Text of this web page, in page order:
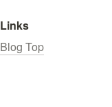
Links
Blog Top